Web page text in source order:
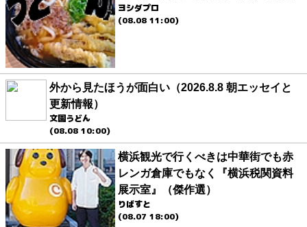
ヨシダプロ
(08.08 11:00)
外から見たほうが面白い（2026.8.8 朝エッセイと
更新情報）
文園うどん
(08.08 10:00)
横浜観光で行くべきは中華街でも赤
レンガ倉庫でもなく『横浜税関資料
展示室』（傑作選）
りばすと
(08.07 18:00)